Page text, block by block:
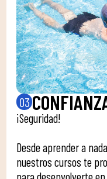
03
¡Seguridad!
Desde aprender a
nuestros cursos te